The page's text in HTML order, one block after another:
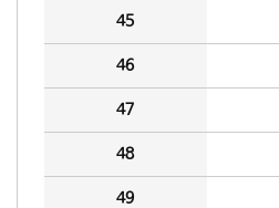
45
46
47
48
49